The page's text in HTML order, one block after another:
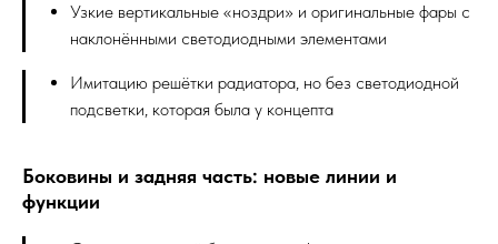
Узкие вертикальные «ноздри» и оригинальные фары с
наклонёнными светодиодными элементами
Имитацию решётки радиатора, но без светодиодной
подсветки, которая была у концепта
Боковины и задняя часть: новые линии и
функции